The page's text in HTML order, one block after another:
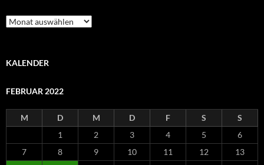
Archiv
KALENDER
FEBRUAR 2022
M D M D F S
S
1
2 3 4 5
6
7
8 9 10 11 12
13